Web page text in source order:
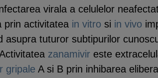
virala a celulelor
prin activitatea in vitro si in vivo
asupra tuturor subtipurilor
zanamivir este
gripale A si B prin inhibarea